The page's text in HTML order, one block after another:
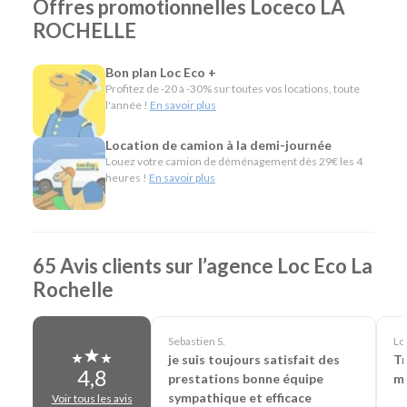
quotidien.
Routières, SUV et monospaces pour les vacances ou
les longs trajets.
Minibus pour voyager en groupe.
Utilitaires de différentes capacités pour un
déménagement, des travaux ou le transport de
matériel.
Véhicules spécifiques, comme les camions
frigorifiques, les véhicules TPMR ou les voitures sans
permis, pour répondre à des besoins plus particuliers.
L'esprit Loc Eco
véhicules simple, économique et accessible. Notre agence
de La Rochelle partage cette même philosophie en mettant
attractifs et des services pratiques comme la livraison sur
demande ou la location en aller simple. Vous louez le
véhicule dont vous avez besoin, pour la durée qui vous
convient, avec un accompagnement de proximité.
Offres promotionnelles Loceco LA
ROCHELLE
Bon plan Loc Eco +
Profitez de -20 à -30% sur toutes vos locations, toute
l'année ! En savoir plus
Location de camion à la demi-journée
Louez votre camion de déménagement dès 29€ les 4
heures ! En savoir plus
65 Avis clients sur l’agence Loc Eco La
Rochelle
4,8
Voir tous les avis
Sebastien S.
je suis toujours satisfait des
prestations bonne équipe
sympathique et efficace